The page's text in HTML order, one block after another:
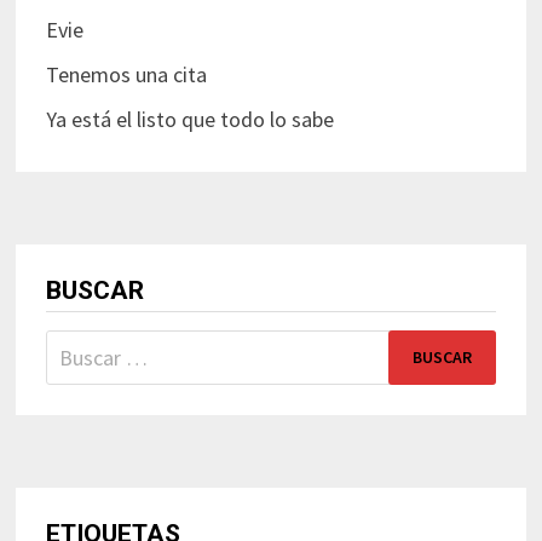
Evie
Tenemos una cita
Ya está el listo que todo lo sabe
BUSCAR
Buscar:
ETIQUETAS